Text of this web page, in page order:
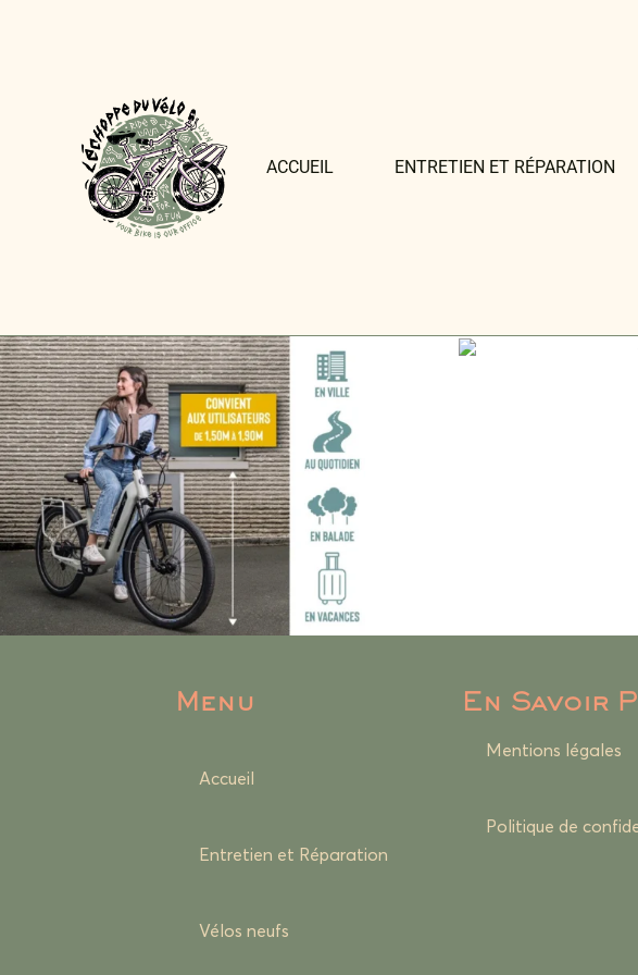
ACCUEIL ENTRETIEN ET RÉPARATION
Menu
Accueil
Entretien et Réparation
Vélos neufs
En Savoir
Mentions légales
Politique de